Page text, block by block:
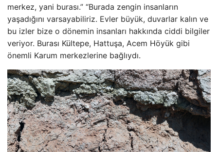
merkez, yani burası.” “Burada zengin insanların
yaşadığını varsayabiliriz. Evler büyük, duvarlar kalın ve
bu izler bize o dönemin insanları hakkında ciddi bilgiler
veriyor. Burası Kültepe, Hattuşa, Acem Höyük gibi
önemli Karum merkezlerine bağlıydı.